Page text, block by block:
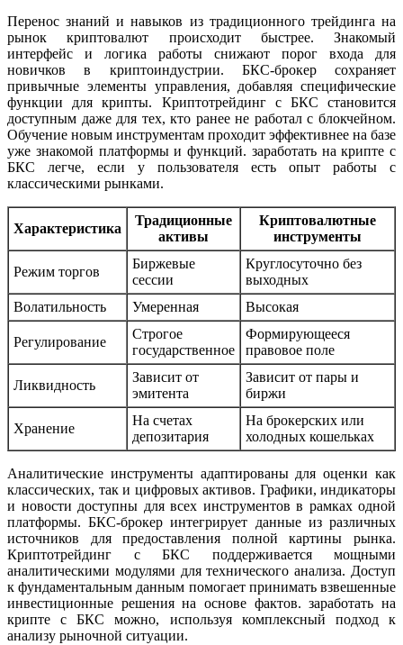
Перенос знаний и навыков из традиционного трейдинга на
рынок криптовалют происходит быстрее. Знакомый
интерфейс и логика работы снижают порог входа для
новичков в криптоиндустрии. БКС-брокер сохраняет
привычные элементы управления, добавляя специфические
функции для крипты. Криптотрейдинг с БКС становится
доступным даже для тех, кто ранее не работал с блокчейном.
Обучение новым инструментам проходит эффективнее на базе
уже знакомой платформы и функций. заработать на крипте с
БКС легче, если у пользователя есть опыт работы с
классическими рынками.
Характеристика
Традиционные
активы
Криптовалютные
инструменты
Режим торгов
Биржевые
сессии
Круглосуточно без
выходных
Волатильность
Умеренная Высокая
Регулирование
Строгое
государственное
Формирующееся
правовое поле
Ликвидность
Зависит от
эмитента
Зависит от пары и
биржи
Хранение
На счетах
депозитария
На брокерских или
холодных кошельках
Аналитические инструменты адаптированы для оценки как
классических, так и цифровых активов. Графики, индикаторы
и новости доступны для всех инструментов в рамках одной
платформы. БКС-брокер интегрирует данные из различных
источников для предоставления полной картины рынка.
Криптотрейдинг с БКС поддерживается мощными
аналитическими модулями для технического анализа. Доступ
к фундаментальным данным помогает принимать взвешенные
инвестиционные решения на основе фактов. заработать на
крипте с БКС можно, используя комплексный подход к
анализу рыночной ситуации.